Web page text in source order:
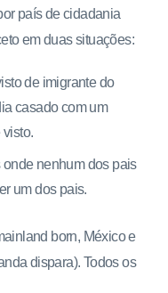
país de cidadania
em duas situações:
de imigrante do
casado com um
nenhum dos pais
um dos pais.
born, México e
dispara). Todos os